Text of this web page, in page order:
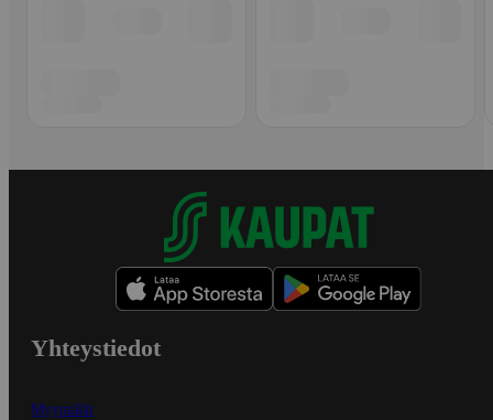
Yhteystiedot
Myymälät